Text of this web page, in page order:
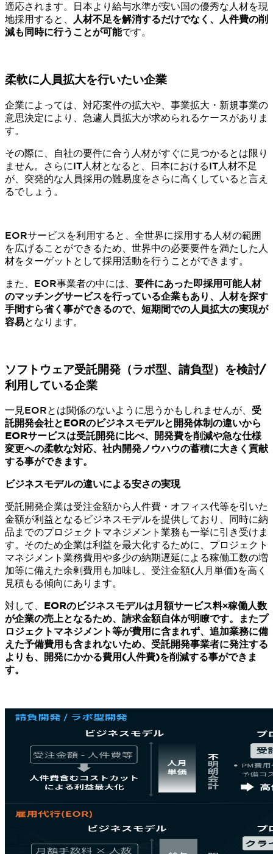
適応されます。日本より給与水準が安い国の優秀な人材を現
地採用すると、
人材不足を解消するだけでなく、人件費の削
減も同時に行うことが可能です。
柔軟に人員拡大を行いたい企業
企業によっては、対応案件の拡大や、事業拡大・新規事業の
意思決定により、急遽人員拡大が求められるケースがありま
す。
その際に、自社の要件に合う人材がすぐに見つかるとは限り
ません。さらにIT人材となると、日本におけるIT人材不足
が、突発的な人員採用の難易度をさらに高くしていると言え
るでしょう。
EORサービスを利用すると、全世界に採用する人材の範囲
を広げることができるため、世界中の必要要件を満たした人
材をターゲットとして採用活動を行うことができます。
また、EOR事業者の中には、 要件にあった即採用可能人材
のマッチングサービスを行っている企業もあり、人材を探す
手間すら省く事ができるので、短期間での人員拡大の実現が
容易となります。
ソフトウェア受託開発（ラボ型、請負型）を検討/
利用している企業
一見EORとは関係のないように思うかもしれませんが、 受
託開発会社とEORのビジネスモデルと開発体制の違いから
EORサービスは受託開発に比べ、開発費を削減や急な仕様
変更への柔軟な対応、社内開発ノウハウの蓄積に大きく貢献
する事ができます。
ビジネスモデルの違いによる安さの実現
受託開発企業は受注金額から人件費・オフィス代等を引いた
金額が利益となるビジネスモデルを提供しており、同時に納
品までのプロジェクトマネジメント業務も一挙に引き受けま
す。そのため企業は利益を最大化するために、プロジェクト
マネジメント業務費用や多少の納期遅延による稼働工数の増
加等に備えた余剰費用も加味し、受注金額(人月単価)を高く
見積もる傾向にあります。
対して、 EORのビジネスモデルは月額サービス料×稼働人数
が企業の売上となるため、請求金額自体が明瞭です。またプ
ロジェクトマネジメント等が費用に含まれず、追加業務に備
えた予備費用も含まれないため、受託開発事業者に発注する
よりも、開発にかかる費用(人件費)を削減する事ができま
す。